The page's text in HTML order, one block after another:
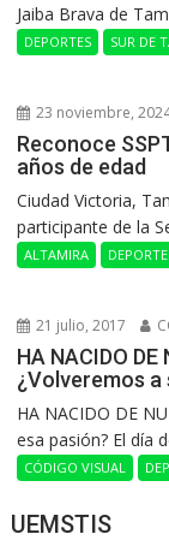
Jaiba Brava de
DEPORTES SUR DE
23 noviembre,
Reconoce
años de edad
Ciudad Victoria,
participante de la
ALTAMIRA
21 julio, 2017
HA NACIDO DE
¿Volveremos a
HA NACIDO DE
esa pasión? El día
CÓDIGO VISUAL
UEMSTIS